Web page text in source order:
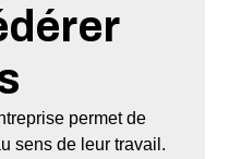
permet de
sens de leur travail.